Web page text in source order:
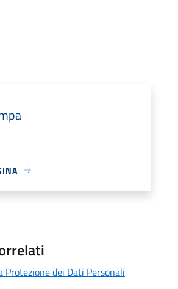
Protezione dei Dati Personali